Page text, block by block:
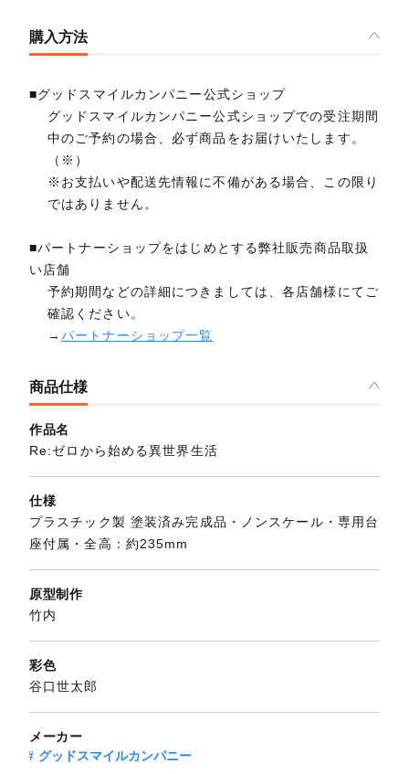
購入方法
■グッドスマイルカンパニー公式ショップ
グッドスマイルカンパニー公式ショップでの受注期間
中のご予約の場合、必ず商品をお届けいたします。
（※）
※お支払いや配送先情報に不備がある場合、この限り
ではありません。
■パートナーショップをはじめとする弊社販売商品取扱
い店舗
予約期間などの詳細につきましては、各店舗様にてご
確認ください。
→パートナーショップ一覧
商品仕様
作品名
Re:ゼロから始める異世界生活
仕様
プラスチック製 塗装済み完成品・ノンスケール・専用台
座付属・全高：約235mm
原型制作
竹内
彩色
谷口世太郎
メーカー
グッドスマイルカンパニー